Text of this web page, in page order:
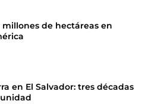
de hectáreas en
en El Salvador: tres décadas